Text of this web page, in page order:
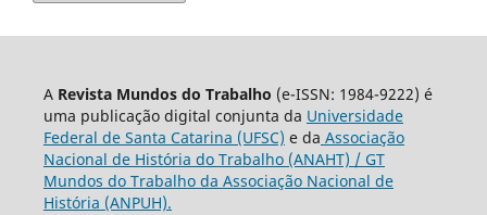
A Revista Mundos do Trabalho (e-ISSN: 1984-9222) é
uma publicação digital conjunta da Universidade
Federal de Santa Catarina (UFSC) e da Associação
Nacional de História do Trabalho (ANAHT) / GT
Mundos do Trabalho da Associação Nacional de
História (ANPUH).